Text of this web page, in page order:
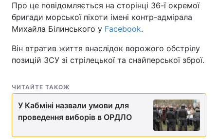
Про це повідомляється на сторінці 36-ї окремої
бригади морської піхоти імені контр-адмірала
Михайла Білинського у Facebook.
Він втратив життя внаслідок ворожого обстрілу
позицій ЗСУ зі стрілецької та снайперської зброї.
ЧИТАЙТЕ ТАКОЖ
У Кабміні назвали умови для
проведення виборів в ОРДЛО